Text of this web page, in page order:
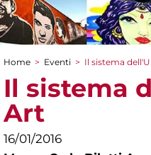
Tu sei qui
Home > Eventi > Il sistema
Il sistema
Art
16/01/2016